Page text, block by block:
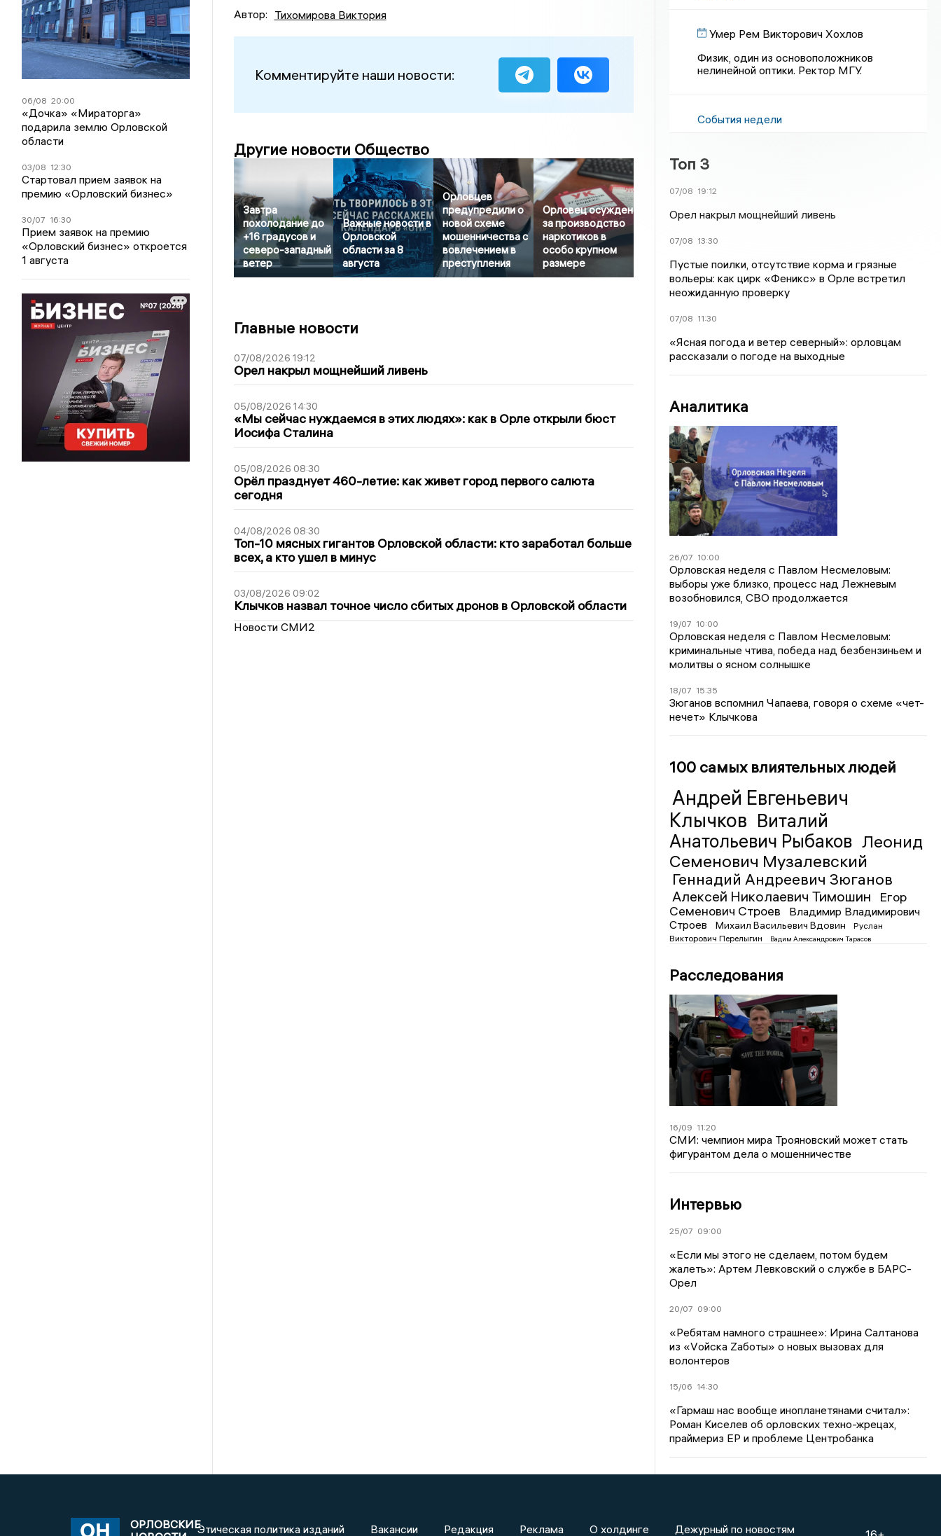
06/08 20:00
«Дочка» «Мираторга»
подарила землю Орловской
области
03/08 12:30
Стартовал прием заявок на
премию «Орловский бизнес»
30/07 16:30
Прием заявок на премию
«Орловский бизнес» откроется
1 августа
Автор: Тихомирова Виктория
Комментируйте наши новости:
Другие новости Общество
Завтра
похолодание до
+16 градусов и
северо-западный
ветер
Важные новости в
Орловской
области за 8
августа
Орловцев
предупредили о
новой схеме
мошенничества с
вовлечением в
преступления
Орловец осужден
за производство
наркотиков в
особо крупном
размере
Главные новости
07/08/2026 19:12
Орел накрыл мощнейший ливень
05/08/2026 14:30
«Мы сейчас нуждаемся в этих людях»: как в Орле открыли бюст
Иосифа Сталина
05/08/2026 08:30
Орёл празднует 460-летие: как живет город первого салюта
сегодня
04/08/2026 08:30
Топ-10 мясных гигантов Орловской области: кто заработал больше
всех, а кто ушел в минус
03/08/2026 09:02
Клычков назвал точное число сбитых дронов в Орловской области
Новости СМИ2
Умер Рем Викторович Хохлов
Физик, один из основоположников
нелинейной оптики. Ректор МГУ.
События недели
Топ 3
07/08 19:12
Орел накрыл мощнейший ливень
07/08 13:30
Пустые поилки, отсутствие корма и грязные
вольеры: как цирк «Феникс» в Орле встретил
неожиданную проверку
07/08 11:30
«Ясная погода и ветер северный»: орловцам
рассказали о погоде на выходные
Аналитика
26/07 10:00
Орловская неделя с Павлом Несмеловым:
выборы уже близко, процесс над Лежневым
возобновился, СВО продолжается
19/07 10:00
Орловская неделя с Павлом Несмеловым:
криминальные чтива, победа над безбензиньем и
молитвы о ясном солнышке
18/07 15:35
Зюганов вспомнил Чапаева, говоря о схеме «чет-
нечет» Клычкова
100 самых влиятельных людей
Андрей Евгеньевич
Клычков Виталий
Анатольевич Рыбаков Леонид
Семенович Музалевский
Геннадий Андреевич Зюганов
Алексей Николаевич Тимошин
Егор
Семенович Строев
Владимир Владимирович
Строев
Михаил Васильевич Вдовин
Руслан
Викторович Перелыгин
Вадим Александрович Тарасов
Расследования
16/09 11:20
СМИ: чемпион мира Трояновский может стать
фигурантом дела о мошенничестве
Интервью
25/07 09:00
«Если мы этого не сделаем, потом будем
жалеть»: Артем Левковский о службе в БАРС-
Орел
20/07 09:00
«Ребятам намного страшнее»: Ирина Салтанова
из «Vойска Zаботы» о новых вызовах для
волонтеров
15/06 14:30
«Гармаш нас вообще инопланетянами считал»:
Роман Киселев об орловских техно-жрецах,
праймериз ЕР и проблеме Центробанка
ОРЛОВСКИЕЭтическая политика изданий Вакансии Редакция Реклама О холдинге Дежурный по новостям